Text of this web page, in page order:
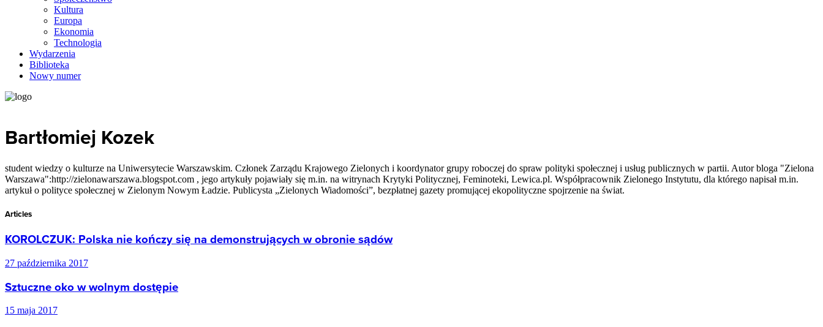
Kultura
Europa
Ekonomia
Technologia
Wydarzenia
Biblioteka
Nowy numer
Bartłomiej Kozek
student wiedzy o kulturze na Uniwersytecie Warszawskim. Członek Zarządu Krajowego Zielonych i koordynator grupy roboczej do spraw polityki społecznej i usług publicznych w partii. Autor bloga "Zielona
Warszawa":http://zielonawarszawa.blogspot.com , jego artykuły pojawiały się m.in. na witrynach Krytyki Politycznej, Feminoteki, Lewica.pl. Współpracownik Zielonego Instytutu, dla którego napisał m.in.
artykuł o polityce społecznej w Zielonym Nowym Ładzie. Publicysta „Zielonych Wiadomości”, bezpłatnej gazety promującej ekopolityczne spojrzenie na świat.
Articles
KOROLCZUK: Polska nie kończy się na demonstrujących w obronie sądów
27 października 2017
Sztuczne oko w wolnym dostępie
15 maja 2017